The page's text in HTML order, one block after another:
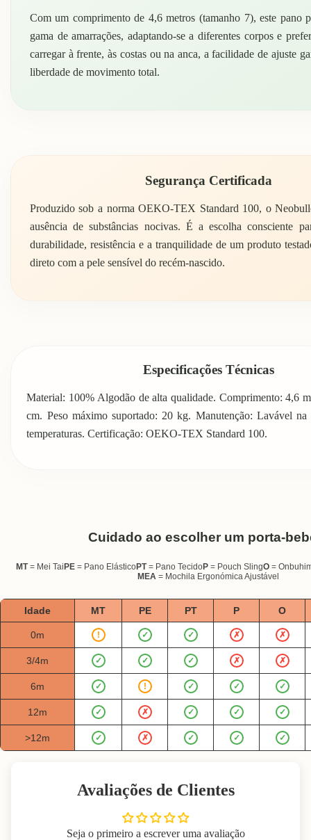
Com um comprimento de 4,6 metros (tamanho 7), este pano
gama de amarrações, adaptando-se a diferentes corpos e
carregar à frente, às costas ou na anca, a facilidade de ajuste
liberdade de movimento total.
Segurança Certificada
Produzido sob a norma OEKO-TEX Standard 100, o
ausência de substâncias nocivas. É a escolha consciente
durabilidade, resistência e a tranquilidade de um produto
direto com a pele sensível do recém-nascido.
Especificações Técnicas
Material: 100% Algodão de alta qualidade. Comprimento: 4,6
cm. Peso máximo suportado: 20 kg. Manutenção: Lavável na
temperaturas. Certificação: OEKO-TEX Standard 100.
Cuidado ao escolher um porta-
MT= Mei TaiPE = Pano ElásticoPT= Pano TecidoP = Pouch SlingO =
MEA = Mochila Ergonómica Ajustável
Idade MT PE PT P O
0m ! ✓ ✓ ✗ ✗
3/4m ✓ ✓ ✓ ✗ ✗
6m ✓ ! ✓ ✓ ✓
12m ✓ ✗ ✓ ✓ ✓
>12m ✓ ✗ ✓ ✓ ✓
Avaliações de Clientes
Seja o primeiro a escrever uma avaliação